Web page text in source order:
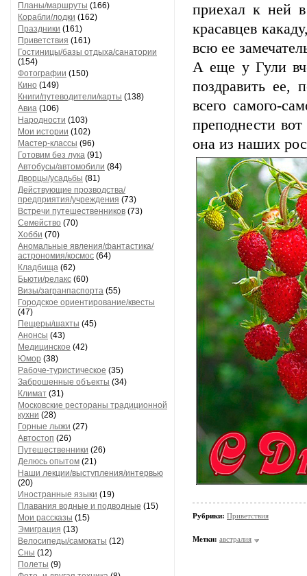
Планы/маршруты (166)
Корабли/лодки (162)
Праздники (161)
Приветствия (161)
Гостиницы/базы отдыха/санатории
(154)
Фотографии (150)
Кино (149)
Книги/путеводители/карты (138)
Авиа (106)
Народности (103)
Мои истории (102)
Мастер-классы (96)
Готовим без лука (91)
Автобусы/автомобили (84)
Дворцы/усадьбы (81)
Действующие прозводства/
предприятия/учреждения (73)
Встречи путешественников (73)
Семейство (70)
Хобби (70)
Аномальные явления/фантастика/
астрономия/космос (64)
Кладбища (62)
Бьюти/релакс (60)
Визы/загранпаспорта (55)
Городское ориентирование/квесты
(47)
Пещеры/шахты (45)
Анонсы (43)
Медицинское (42)
Юмор (38)
Рабоче-туристическое (35)
Заброшенные объекты (34)
Климат (31)
Московские рестораны традиционной
кухни (28)
Горные лыжи (27)
Автостоп (26)
Путешественники (26)
Делюсь опытом (21)
Наши лекции/выступления/интервью
(20)
Иностранные языки (19)
Плавания водные и подводные (15)
Мои рассказы (15)
Эмиграция (13)
Велосипеды/самокаты (12)
Сны (12)
Полеты (9)
приехал к ней
красавцев
всю ее
А еще у Гули
поздравить ее,
всего самого-
преподнести
она из наших
Рубрики: Приветствия
Метки: австралия